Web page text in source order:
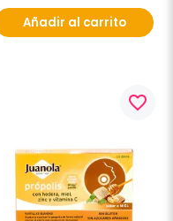
Añadir al carrito
favorite_border